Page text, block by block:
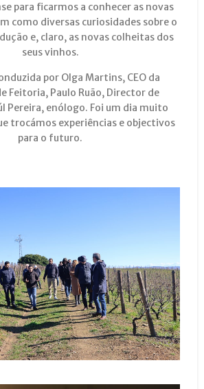
para ficarmos a conhecer as novas
como diversas curiosidades sobre o
e, claro, as novas colheitas dos
seus vinhos.
por Olga Martins, CEO da
Feitoria, Paulo Ruão, Director de
Pereira, enólogo. Foi um dia muito
trocámos experiências e objectivos
para o futuro.